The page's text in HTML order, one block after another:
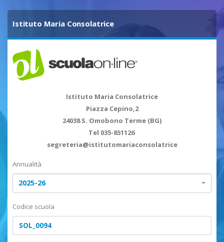
Istituto Maria Consolatrice
Istituto Maria Consolatrice
Piazza Cepino,2
24038 S. Omobono Terme (BG)
Tel 035-851126
segreteria@istitutomariaconsolatrice
Annualità
2025-26
Codice scuola